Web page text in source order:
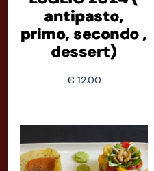
antipasto,
primo, secondo ,
dessert)
€12.00